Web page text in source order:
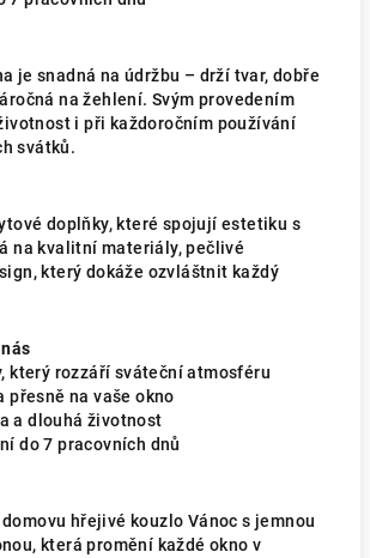
je snadná na údržbu – drží tvar, dobře
na žehlení. Svým provedením
i při každoročním používání
svátků.
doplňky, které spojují estetiku s
na kvalitní materiály, pečlivé
který dokáže ozvláštnit každý
který rozzáří sváteční atmosféru
na vaše okno
a dlouhá životnost
do 7 pracovních dnů
hřejivé kouzlo Vánoc s jemnou
která promění každé okno v